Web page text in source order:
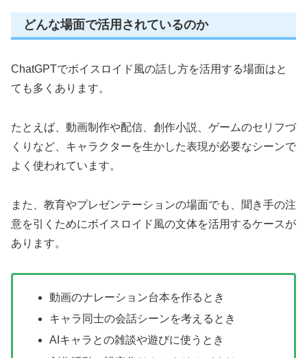
どんな場面で活用されているのか
ChatGPTでボイスロイド風の話し方を活用する場面はと
ても多くあります。
たとえば、動画制作や配信、創作小説、ゲームのセリフづ
くりなど、キャラクターを生かした表現が必要なシーンで
よく使われています。
また、教育やプレゼンテーションの場面でも、聞き手の注
意を引くためにボイスロイド風の文体を活用するケースが
あります。
動画のナレーション台本を作るとき
キャラ同士の会話シーンを考えるとき
AIキャラとの雑談や遊びに使うとき